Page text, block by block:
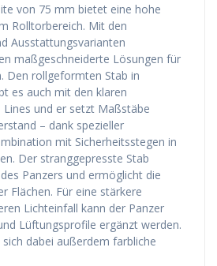
von 75 mm bietet eine hohe
Rolltorbereich. Mit den
Ausstattungsvarianten
maßgeschneiderte Lösungen für
Den rollgeformten Stab in
es auch mit den klaren
Lines und er setzt Maßstäbe
– dank spezieller
mit Sicherheitsstegen in
Der stranggepresste Stab
Panzers und ermöglicht die
Flächen. Für eine stärkere
Lichteinfall kann der Panzer
Lüftungsprofile ergänzt werden.
dabei außerdem farbliche